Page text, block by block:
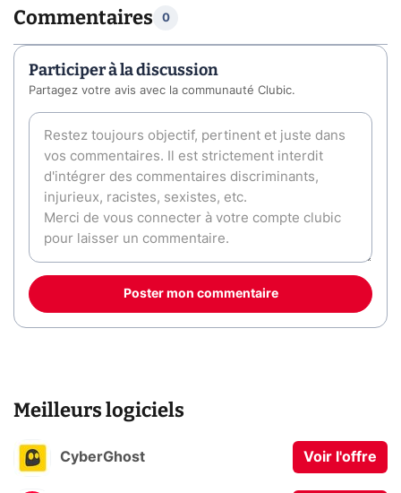
Commentaires 0
Participer à la discussion
Partagez votre avis avec la communauté Clubic.
Poster mon commentaire
Meilleurs logiciels
CyberGhost Voir l'offre